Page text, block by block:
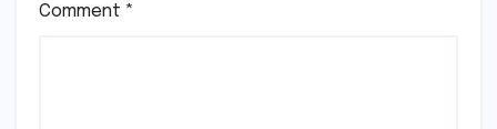
Comment *